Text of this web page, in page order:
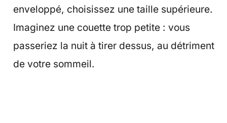
enveloppé, choisissez une taille supérieure.
Imaginez une couette trop petite : vous
passeriez la nuit à tirer dessus, au détriment
de votre sommeil.